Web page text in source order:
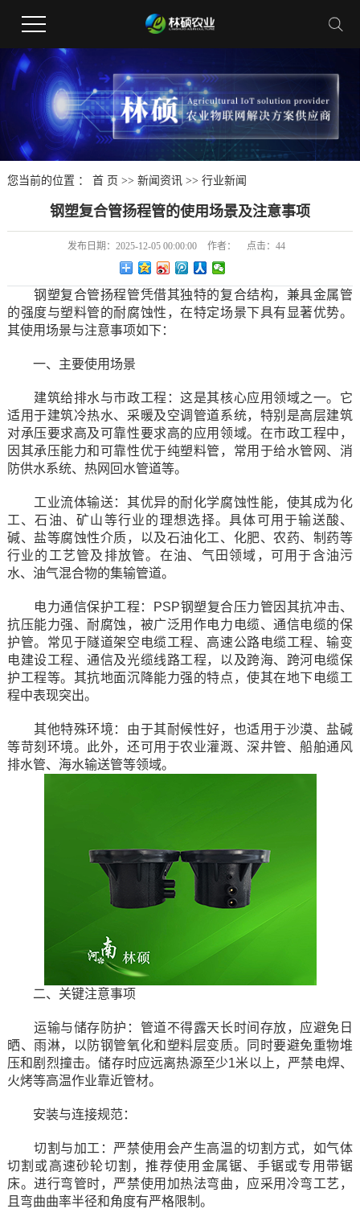
您当前的位置 ： 首 页 >> 新闻资讯>> 行业新闻
钢塑复合管扬程管的使用场景及注意事项
发布日期： 2025-12-05 00:00:00 作者： 点击： 44
钢塑复合管扬程管凭借其独特的复合结构，兼具金属管
的强度与塑料管的耐腐蚀性，在特定场景下具有显著优势。
其使用场景与注意事项如下：
一、主要使用场景
建筑给排水与市政工程：这是其核心应用领域之一。它
适用于建筑冷热水、采暖及空调管道系统，特别是高层建筑
对承压要求高及可靠性要求高的应用领域。在市政工程中，
因其承压能力和可靠性优于纯塑料管，常用于给水管网、消
防供水系统、热网回水管道等。
工业流体输送：其优异的耐化学腐蚀性能，使其成为化
工、石油、矿山等行业的理想选择。具体可用于输送酸、
碱、盐等腐蚀性介质，以及石油化工、化肥、农药、制药等
行业的工艺管及排放管。在油、气田领域，可用于含油污
水、油气混合物的集输管道。
电力通信保护工程：PSP钢塑复合压力管因其抗冲击、
抗压能力强、耐腐蚀，被广泛用作电力电缆、通信电缆的保
护管。常见于隧道架空电缆工程、高速公路电缆工程、输变
电建设工程、通信及光缆线路工程，以及跨海、跨河电缆保
护工程等。其抗地面沉降能力强的特点，使其在地下电缆工
程中表现突出。
其他特殊环境：由于其耐候性好，也适用于沙漠、盐碱
等苛刻环境。此外，还可用于农业灌溉、深井管、船舶通风
排水管、海水输送管等领域。
二、关键注意事项
运输与储存防护：管道不得露天长时间存放，应避免日
晒、雨淋，以防钢管氧化和塑料层变质。同时要避免重物堆
压和剧烈撞击。储存时应远离热源至少1米以上，严禁电焊、
火烤等高温作业靠近管材。
安装与连接规范：
切割与加工：严禁使用会产生高温的切割方式，如气体
切割或高速砂轮切割，推荐使用金属锯、手锯或专用带锯
床。进行弯管时，严禁使用加热法弯曲，应采用冷弯工艺，
且弯曲曲率半径和角度有严格限制。